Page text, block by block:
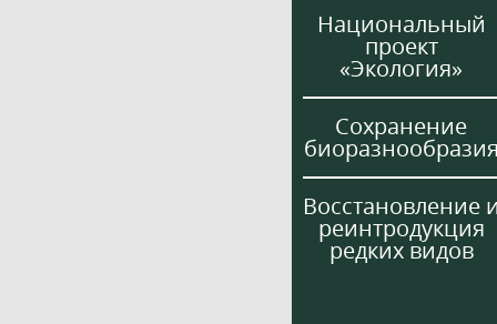
Национальный
проект
«Экология»
Сохранение
Восстановление
реинтродукция
редких видов